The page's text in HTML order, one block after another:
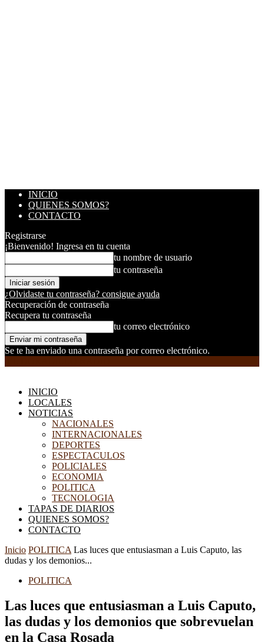
INICIO
QUIENES SOMOS?
CONTACTO
Registrarse
¡Bienvenido! Ingresa en tu cuenta
tu nombre de usuario
tu contraseña
¿Olvidaste tu contraseña? consigue ayuda
Recuperación de contraseña
Recupera tu contraseña
tu correo electrónico
Se te ha enviado una contraseña por correo electrónico.
INICIO
LOCALES
NOTICIAS
NACIONALES
INTERNACIONALES
DEPORTES
ESPECTACULOS
POLICIALES
ECONOMIA
POLITICA
TECNOLOGIA
TAPAS DE DIARIOS
QUIENES SOMOS?
CONTACTO
Inicio POLITICA Las luces que entusiasman a Luis Caputo, las
dudas y los demonios...
POLITICA
Las luces que entusiasman a Luis Caputo,
las dudas y los demonios que sobrevuelan
en la Casa Rosada